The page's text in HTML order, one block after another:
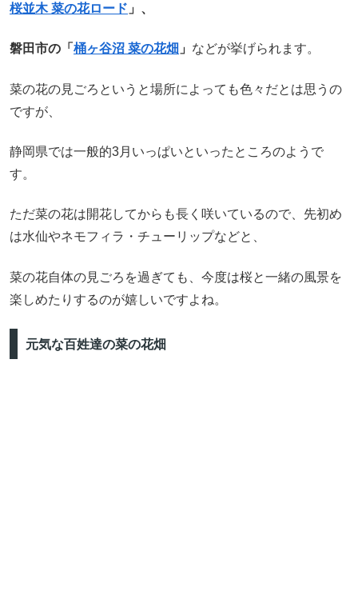
桜並木 菜の花ロード 」、
磐田市の「 桶ヶ谷沼 菜の花畑 」 などが挙げられます。
菜の花の見ごろというと場所によっても色々だとは思うの
ですが、
静岡県では一般的3月いっぱいといったところのようで
す。
ただ菜の花は開花してからも長く咲いているので、先初め
は水仙やネモフィラ・チューリップなどと、
菜の花自体の見ごろを過ぎても、今度は桜と一緒の風景を
楽しめたりするのが嬉しいですよね。
元気な百姓達の菜の花畑